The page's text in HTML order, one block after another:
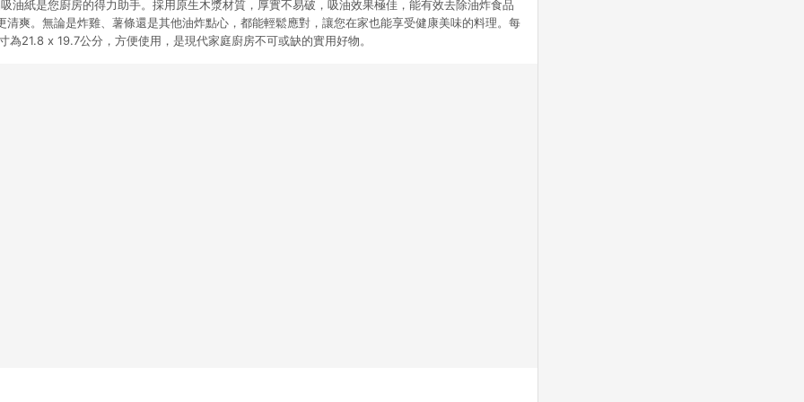
油紙是您廚房的得力助手。採用原生木漿材質，厚實不易破，吸油效果極佳，能有效去除油炸食品
清爽。無論是炸雞、薯條還是其他油炸點心，都能輕鬆應對，讓您在家也能享受健康美味的料理。每
為21.8 x 19.7公分，方便使用，是現代家庭廚房不可或缺的實用好物。